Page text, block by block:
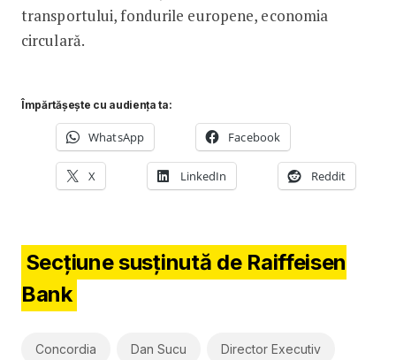
transportului, fondurile europene, economia
circulară.
Împărtășește cu audiența ta:
WhatsApp Facebook
X LinkedIn Reddit
Secțiune susținută de Raiffeisen
Bank
Concordia Dan Sucu Director Executiv